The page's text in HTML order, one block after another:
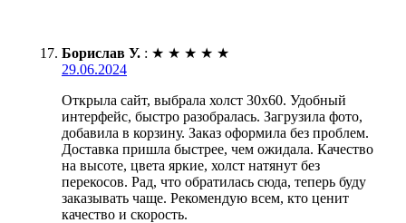
Борислав У. : ★ ★ ★ ★ ★
29.06.2024
Открыла сайт, выбрала холст 30х60. Удобный
интерфейс, быстро разобралась. Загрузила фото,
добавила в корзину. Заказ оформила без проблем.
Доставка пришла быстрее, чем ожидала. Качество
на высоте, цвета яркие, холст натянут без
перекосов. Рад, что обратилась сюда, теперь буду
заказывать чаще. Рекомендую всем, кто ценит
качество и скорость.